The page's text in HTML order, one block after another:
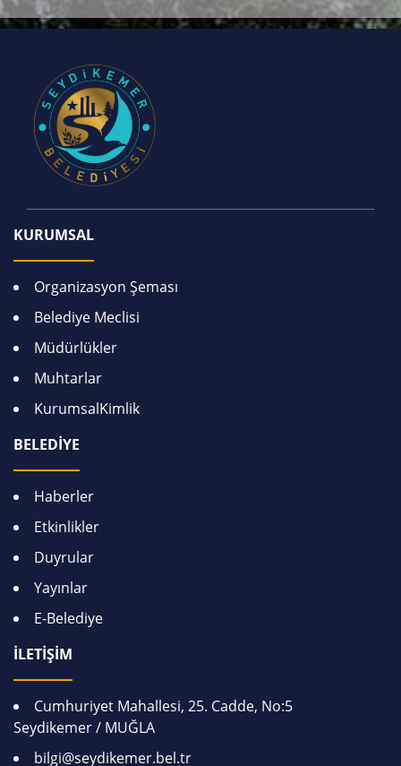
KURUMSAL
Organizasyon Şeması
Belediye Meclisi
Müdürlükler
Muhtarlar
KurumsalKimlik
BELEDİYE
Haberler
Etkinlikler
Duyrular
Yayınlar
E-Belediye
İLETİŞİM
Cumhuriyet Mahallesi, 25. Cadde, No:5
Seydikemer / MUĞLA
bilgi@seydikemer.bel.tr